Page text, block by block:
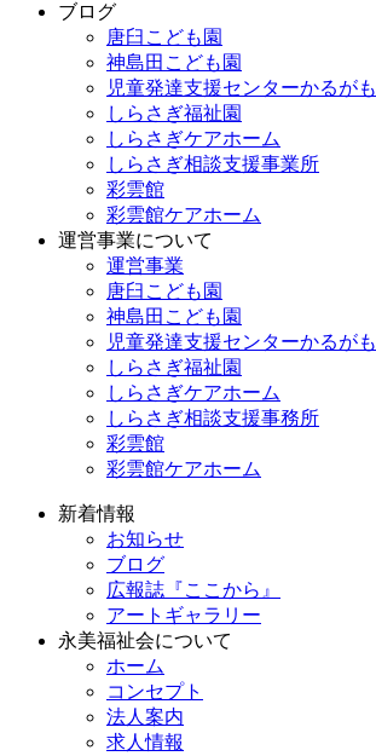
ブログ
唐臼こども園
神島田こども園
児童発達支援センターかるがも
しらさぎ福祉園
しらさぎケアホーム
しらさぎ相談支援事業所
彩雲館
彩雲館ケアホーム
運営事業について
運営事業
唐臼こども園
神島田こども園
児童発達支援センターかるがも
しらさぎ福祉園
しらさぎケアホーム
しらさぎ相談支援事務所
彩雲館
彩雲館ケアホーム
新着情報
お知らせ
ブログ
広報誌『ここから』
アートギャラリー
永美福祉会について
ホーム
コンセプト
法人案内
求人情報